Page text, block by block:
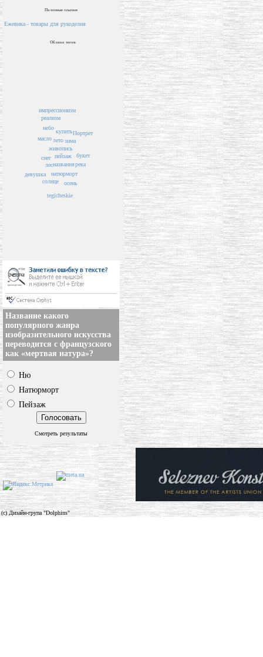
Полезные ссылки
Ежевика - товары для рукоделия
Облако тегов
пейзаж
названия
живопись
лето
натюрморт
купить
солнце
лес
зима
осень
букет
масло
река
снег
tegicheskie
реализм
небо
импрессионизм
Портрет
девушка
Название какого
популярного жанра
изобразительного искусства
переводится с французского
как «мертвая натура»?
Ню
Натюрморт
Пейзаж
Смотреть результаты
(c) Дизайн-група "Dolphins"